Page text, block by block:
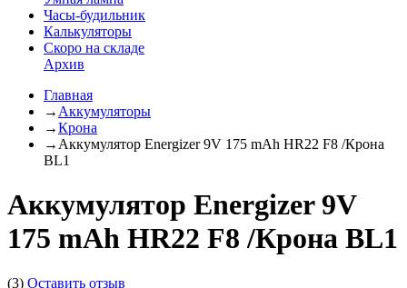
Часы-будильник
Калькуляторы
Скоро на складе
Архив
Главная
→ Аккумуляторы
→Крона
→ Аккумулятор Energizer 9V 175 mAh HR22 F8 /Крона
BL1
Аккумулятор Energizer 9V
175 mAh HR22 F8 /Крона BL1
(3) Оставить отзыв